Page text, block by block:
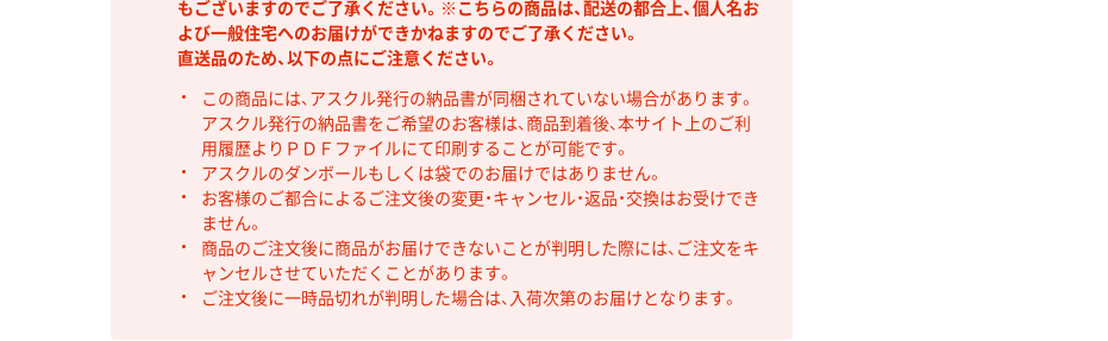
もございますのでご了承ください。※こちらの商品は、配送の都合上、個人名お
よび一般住宅へのお届けができかねますのでご了承ください。
直送品のため、以下の点にご注意ください。
この商品には、アスクル発行の納品書が同梱されていない場合があります。
アスクル発行の納品書をご希望のお客様は、商品到着後、本サイト上のご利
用履歴よりＰＤＦファイルにて印刷することが可能です。
アスクルのダンボールもしくは袋でのお届けではありません。
お客様のご都合によるご注文後の変更・キャンセル・返品・交換はお受けでき
ません。
商品のご注文後に商品がお届けできないことが判明した際には、ご注文をキ
ャンセルさせていただくことがあります。
ご注文後に一時品切れが判明した場合は、入荷次第のお届けとなります。